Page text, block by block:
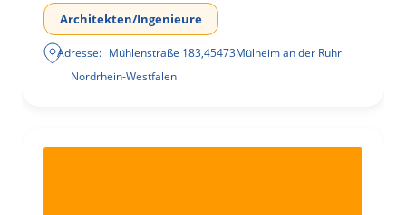
Architekten/Ingenieure
Adresse: Mühlenstraße 183,45473Mülheim an der Ruhr
Nordrhein-Westfalen